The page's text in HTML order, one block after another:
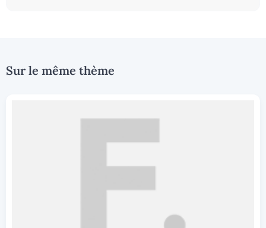
Sur le même thème